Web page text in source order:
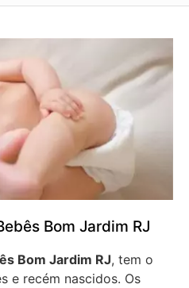
Bom Jardim RJ
Bom Jardim RJ, tem o
e recém nascidos. Os